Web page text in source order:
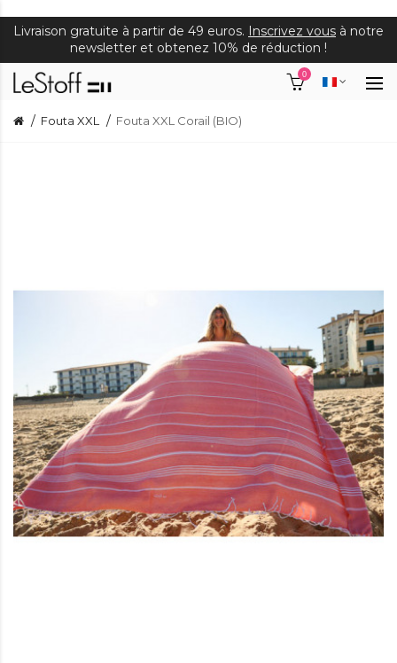
Livraison gratuite à partir de 49 euros. Inscrivez vous à notre
newsletter et obtenez 10% de réduction !
0
Fouta XXL Fouta XXL Corail (BIO)